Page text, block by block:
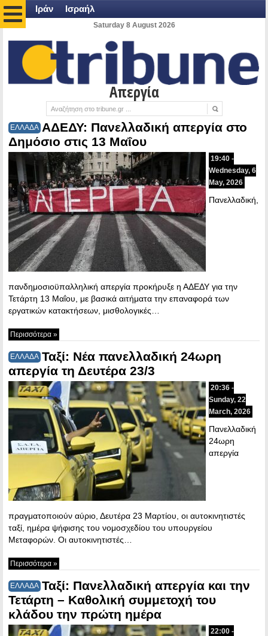
Ιράν Ισραήλ
Saturday 8 August 2026
Απεργία
ΕΛΛΑΔΑ ΑΔΕΔΥ: Πανελλαδική απεργία στο
Δημόσιο στις 13 Μαΐου
19:40 -
Wednesday, 6
May, 2026
Πανελλαδική,
πανδημοσιοϋπαλληλική απεργία προκήρυξε η ΑΔΕΔΥ για την
Τετάρτη 13 Μαΐου, με βασικά αιτήματα την επαναφορά των
εργατικών κατακτήσεων, μισθολογικές…
Περισσότερα »
ΕΛΛΑΔΑ Ταξί: Νέα πανελλαδική 24ωρη
απεργία τη Δευτέρα 23/3
20:36 -
Sunday, 22
March, 2026
Πανελλαδική
24ωρη
απεργία
πραγματοποιούν αύριο, Δευτέρα 23 Μαρτίου, οι αυτοκινητιστές
ταξί, ημέρα ψήφισης του νομοσχεδίου του υπουργείου
Μεταφορών. Οι αυτοκινητιστές…
Περισσότερα »
ΕΛΛΑΔΑ Ταξί: Πανελλαδική απεργία και την
Τετάρτη – Καθολική συμμετοχή του
κλάδου την πρώτη ημέρα
22:00 -